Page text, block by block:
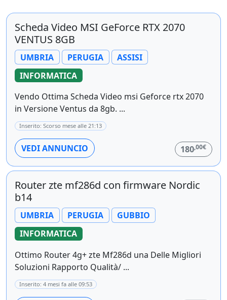
Scheda Video MSI GeForce RTX 2070
VENTUS 8GB
UMBRIA PERUGIA
ASSISI
INFORMATICA
Vendo Ottima Scheda Video msi Geforce rtx 2070
in Versione Ventus da 8gb. ...
Inserito: Scorso mese alle 21:13
VEDI ANNUNCIO 180,00€
Router zte mf286d con firmware Nordic
b14
UMBRIA PERUGIA
GUBBIO
INFORMATICA
Ottimo Router 4g+ zte Mf286d una Delle Migliori
Soluzioni Rapporto Qualità/ ...
Inserito: 4 mesi fa alle 09:53